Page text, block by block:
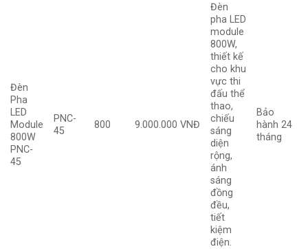
Đèn
Pha
LED
Module
800W
PNC-
45
PNC-
45
800 9.000.000 VNĐ
Đèn
pha LED
module
800W,
thiết kế
cho khu
vực thi
đấu thể
thao,
chiếu
sáng
diện
rộng,
ánh
sáng
đồng
đều,
tiết
kiệm
điện.
Bảo
hành 24
tháng